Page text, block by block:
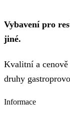
Vybavení pro
jiné.
Kvalitní a cenově
druhy
Informace